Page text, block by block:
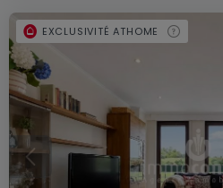
EXCLUSIVITÉ ATHOME